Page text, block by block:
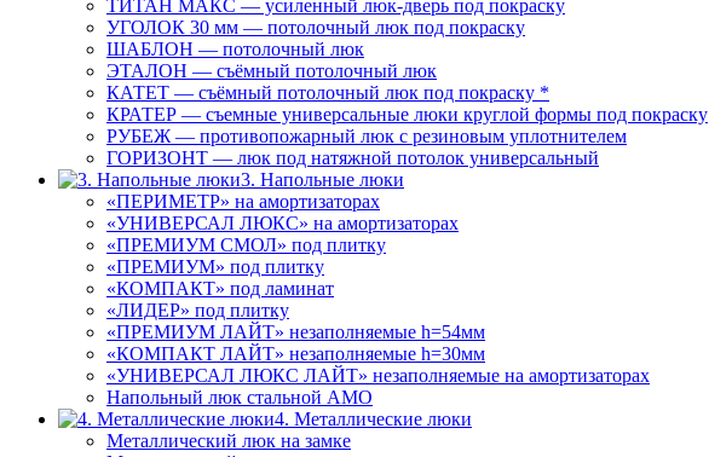
ТИТАН МАКС — усиленный люк-дверь под покраску
УГОЛОК 30 мм — потолочный люк под покраску
ШАБЛОН — потолочный люк
ЭТАЛОН — съёмный потолочный люк
КАТЕТ — съёмный потолочный люк под покраску *
КРАТЕР — съемные универсальные люки круглой формы под покраску
РУБЕЖ — противопожарный люк с резиновым уплотнителем
ГОРИЗОНТ — люк под натяжной потолок универсальный
3. Напольные люки
«ПЕРИМЕТР» на амортизаторах
«УНИВЕРСАЛ ЛЮКС» на амортизаторах
«ПРЕМИУМ СМОЛ» под плитку
«ПРЕМИУМ» под плитку
«КОМПАКТ» под ламинат
«ЛИДЕР» под плитку
«ПРЕМИУМ ЛАЙТ» незаполняемые h=54мм
«КОМПАКТ ЛАЙТ» незаполняемые h=30мм
«УНИВЕРСАЛ ЛЮКС ЛАЙТ» незаполняемые на амортизаторах
Напольный люк стальной АМО
4. Металлические люки
Металлический люк на замке